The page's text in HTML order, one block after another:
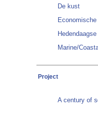
De kust
Marine/
Project
A century of